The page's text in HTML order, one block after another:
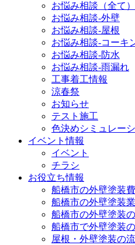
お悩み相談（全て）
お悩み相談-外壁
お悩み相談-屋根
お悩み相談-コーキ
お悩み相談-防水
お悩み相談-雨漏れ
工事着工情報
涼春祭
お知らせ
テスト施工
色決めシミュレー
イベント情報
イベント
チラシ
お役立ち情報
船橋市の外壁塗装
船橋市の外壁塗装
船橋市の外壁塗装
船橋市で外壁塗装
屋根・外壁塗装の